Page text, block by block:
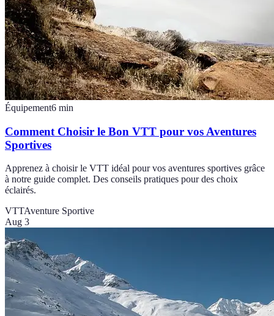
Équipement6 min
Comment Choisir le Bon VTT pour vos Aventures
Sportives
Apprenez à choisir le VTT idéal pour vos aventures sportives grâce
à notre guide complet. Des conseils pratiques pour des choix
éclairés.
VTTAventure Sportive
Aug 3